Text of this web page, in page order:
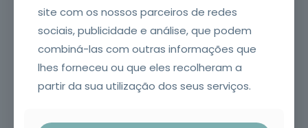
★ OFERTA PACK EARTH CONSULTERS
INSCREVER
site com os nossos parceiros de redes
sociais, publicidade e análise, que podem
combiná-las com outras informações que
lhes forneceu ou que eles recolheram a
partir da sua utilização dos seus serviços.